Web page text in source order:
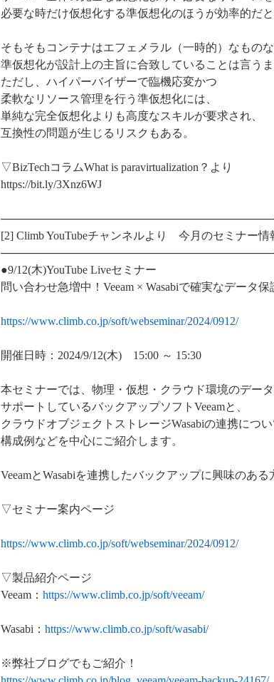
必要な時だけ仮想化する準仮想化のほうが効率的だと
そもそもコンテナはエフェメラル（一時的）なものな
準仮想化が設計上の主旨に合致していることは言うま
ただし、ハイパーバイザーで臨機応変かつ
柔軟なリソース管理を行う準仮想化には、
単純な完全仮想化よりも高度なスキルが要求され、
互換性の問題が生じるリスクもある。
▽BizTechコラムWhat is paravirtualization？より
https://bit.ly/3Xnz6WJ
───────────────────────────────────
[2] Climb YouTubeチャンネルより 今月のセミナー情
───────────────────────────────────
●9/12(木)YouTube Liveセミナー
問い合わせ急増中！Veeam × Wasabiで確実なデータ保
https://www.climb.co.jp/soft/webseminar/2024/0912/
開催日時：2024/9/12(木) 15:00 ～ 15:30
本セミナーでは、物理・仮想・クラウド環境のデー
サポートしているバックアップソフトVeeamと、
クラウドオブジェクトストレージWasabiの連携につい
構成例などを中心にご紹介します。
VeeamとWasabiを連携したバックアップに興味のある
▽セミナー案内ページ
https://www.climb.co.jp/soft/webseminar/2024/0912/
▽製品紹介ページ
Veeam： https://www.climb.co.jp/soft/veeam/
Wasabi： https://www.climb.co.jp/soft/wasabi/
※弊社ブログでもご紹介！